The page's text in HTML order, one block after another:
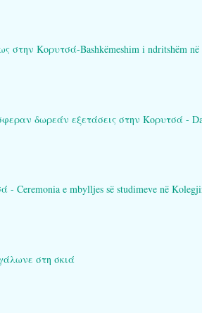
Κορυτσά-Bashkëmeshim i ndritshëm në
δωρεάν εξετάσεις στην Κορυτσά -
e mbylljes së studimeve në
στη σκιά